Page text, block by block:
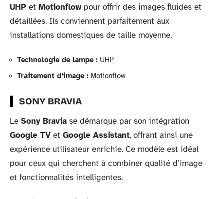
UHP et Motionflowpour offrir des images fluides et
détaillées. Ils conviennent parfaitement aux
installations domestiques de taille moyenne.
Technologie de lampe : UHP
Traitement d’image : Motionflow
SONY BRAVIA
Le Sony Bravia se démarque par son intégration
Google TV et Google Assistant, offrant ainsi une
expérience utilisateur enrichie. Ce modèle est idéal
pour ceux qui cherchent à combiner qualité d’image
et fonctionnalités intelligentes.